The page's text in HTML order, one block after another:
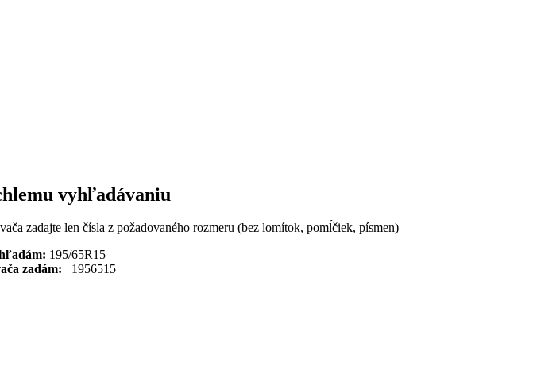
vyhľadávaniu
zadajte len čísla z požadovaného rozmeru (bez lomítok, pomĺčiek, písmen)
195/65R15
zadám: 1956515